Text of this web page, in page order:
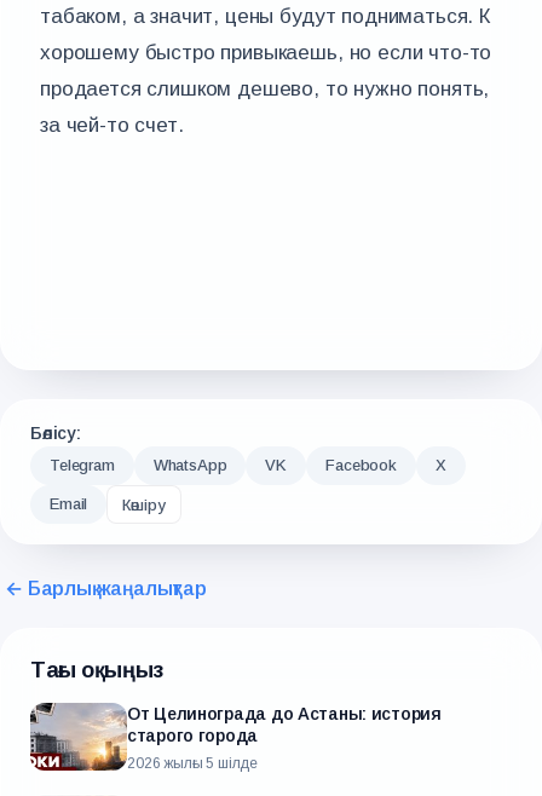
табаком, а значит, цены будут подниматься. К
хорошему быстро привыкаешь, но если что-то
продается слишком дешево, то нужно понять,
за чей-то счет.
Бөлісу:
Telegram WhatsApp VK Facebook X
Email Көшіру
← Барлық жаңалықтар
Тағы оқыңыз
От Целинограда до Астаны: история
старого города
2026 жылғы 5 шілде